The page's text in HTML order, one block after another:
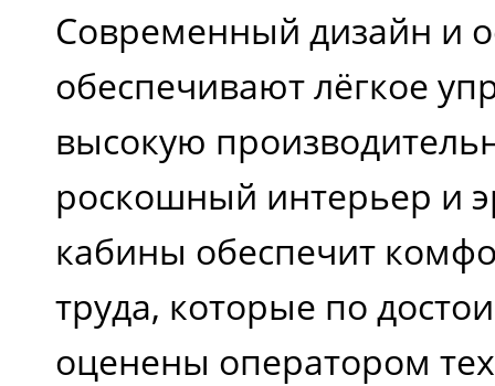
Современный дизайн и
обеспечивают лёгкое
высокую
роскошный интерьер и
кабины обеспечит
труда, которые по
оценены оператором